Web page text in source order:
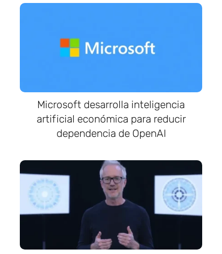
Microsoft desarrolla inteligencia
artificial económica para reducir
dependencia de OpenAI